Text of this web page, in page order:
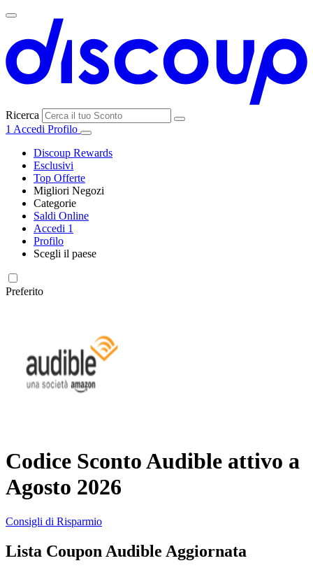
Ricerca
1 Accedi Profilo
Discoup Rewards
Esclusivi
Top Offerte
Migliori Negozi
SHEIN
eBay
YOOX
ITA Airways
Categorie
Elettronica e
Abbigliamento
e Accessori
Vacanze e
Hotel
Cosmetici e
Saldi Online
Accedi 1
Profilo
Scegli il paese
Preferito
Codice Sconto Audible attivo a
Agosto 2026
Consigli di Risparmio
Lista Coupon Audible Aggiornata